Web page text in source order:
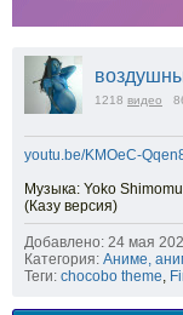
1218 видео
youtu.be/KMOeC-
Музыка: Yoko
(Казу версия)
Добавлено: 24 мая
Категория: Аниме,
Теги: chocobo theme